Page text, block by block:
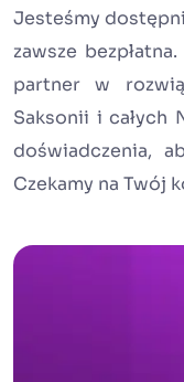
Jesteśmy
zawsze bezpłatna.
partner w
Saksonii i całych
doświadczenia,
Czekamy na Twój